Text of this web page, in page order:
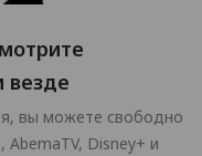
везде
вы можете свободно
AbemaTV, Disney+ и